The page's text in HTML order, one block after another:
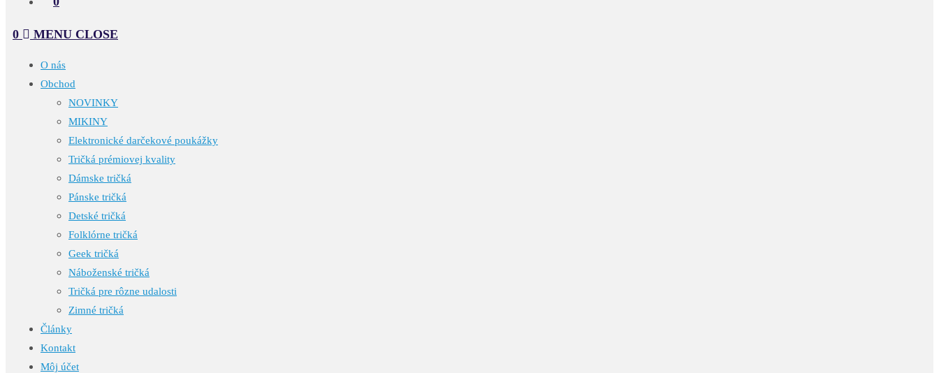
0 MENU CLOSE
O nás
Obchod
NOVINKY
MIKINY
Elektronické darčekové poukážky
Tričká prémiovej kvality
Dámske tričká
Pánske tričká
Detské tričká
Folklórne tričká
Geek tričká
Náboženské tričká
Tričká pre rôzne udalosti
Zimné tričká
Články
Kontakt
Môj účet